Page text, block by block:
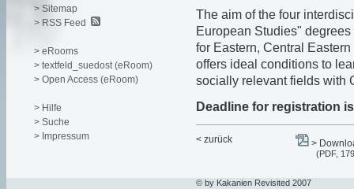
The aim of the four
European Studies"
for Eastern, Central
offers ideal conditions to
socially relevant fields with
Deadline for registration
< zurück >
(PDF,
> Sitemap
> RSS Feed
> eRooms
> textfeld_suedost (eRoom)
> Open Access (eRoom)
> Hilfe
> Suche
> Impressum
© by Kakanien Revisited 2007